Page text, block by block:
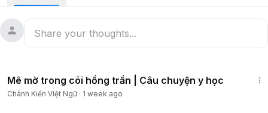
🌸 Trong cuộc đời bà, lực chấn động của chuyện chồng
là cả một đời. Bà càng bước đi càng cô độc, càng sống thì
phạm vi lại càng thu hẹp, không biết nên oán ai đây?
https://www.epochtimesviet.com/suc-khoe/cau-chuyen-trun
g-y-ai-cung-deu-co-nuoc-mat-rieng-can-lau_397700.html
Mê mờ trong cõi hồng trần | Câu chuyện y học
Chánh Kiến Việt Ngữ· 1 week ago